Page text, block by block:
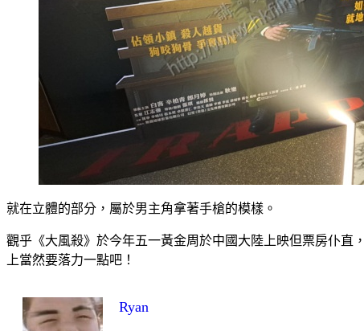
就在立體的部分，屬於男主角拿著手槍的模樣。
觀乎《大風殺》於今年五一黃金周於中國大陸上映但票房仆
上當然要落力一點吧！
Ryan